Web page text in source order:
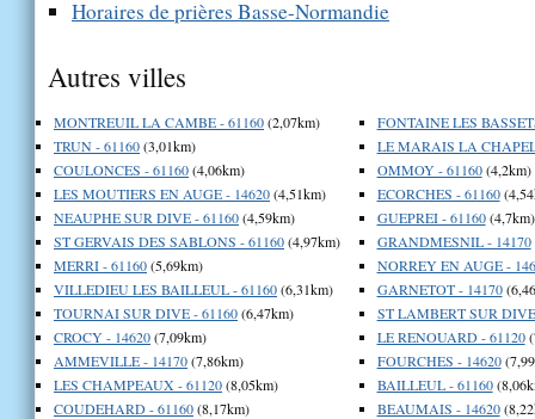
Horaires de prières Basse-Normandie
Autres villes
MONTREUIL LA CAMBE - 61160(2,07km)
TRUN - 61160(3,01km)
COULONCES - 61160(4,06km)
LES MOUTIERS EN AUGE - 14620(4,51km)
NEAUPHE SUR DIVE - 61160(4,59km)
ST GERVAIS DES SABLONS - 61160(4,97km)
MERRI - 61160(5,69km)
VILLEDIEU LES BAILLEUL - 61160(6,31km)
TOURNAI SUR DIVE - 61160(6,47km)
CROCY - 14620(7,09km)
AMMEVILLE - 14170(7,86km)
LES CHAMPEAUX - 61120(8,05km)
COUDEHARD - 61160(8,17km)
FONTAINE LES
LE MARAIS LA
OMMOY - 61160(4,2km)
ECORCHES - 61160
GUEPREI - 61160(4,7km)
GRANDMESNIL - 14170
NORREY EN AUGE -
GARNETOT - 14170
ST LAMBERT SUR
LE RENOUARD - 61120
FOURCHES - 14620
BAILLEUL - 61160
BEAUMAIS - 14620